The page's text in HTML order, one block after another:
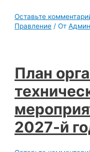
Оставьте
Правление / От
План
2027-й